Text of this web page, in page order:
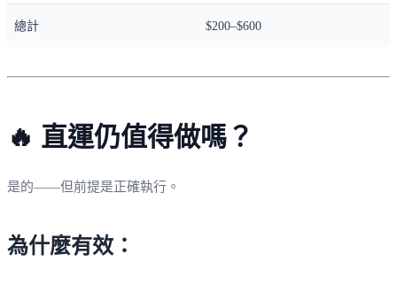
總計 $200–$600
🔥 直運仍值得做嗎？
是的——但前提是正確執行。
為什麼有效：